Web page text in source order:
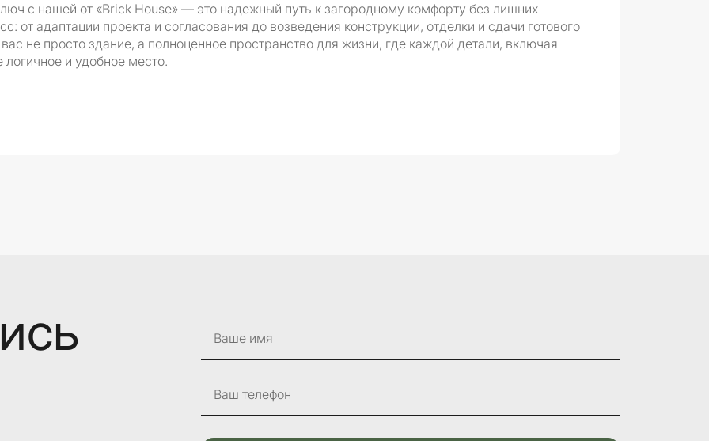
с нашей от «Brick House» — это надежный путь к загородному комфорту без лишних
от адаптации проекта и согласования до возведения конструкции, отделки и сдачи готового
не просто здание, а полноценное пространство для жизни, где каждой детали, включая
и удобное место.
Ваше имя
Ваш телефон